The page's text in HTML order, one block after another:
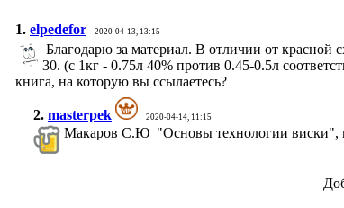
1. elpedefor 2020-04-13, 13:15
Благодарю за материал. В отличии от
30. (с 1кг - 0.75л 40% против 0.45-0.5л
книга, на которую вы ссылаетесь?
2. masterpek 2020-04-14, 11:15
Макаров С.Ю "Основы технологии виски",